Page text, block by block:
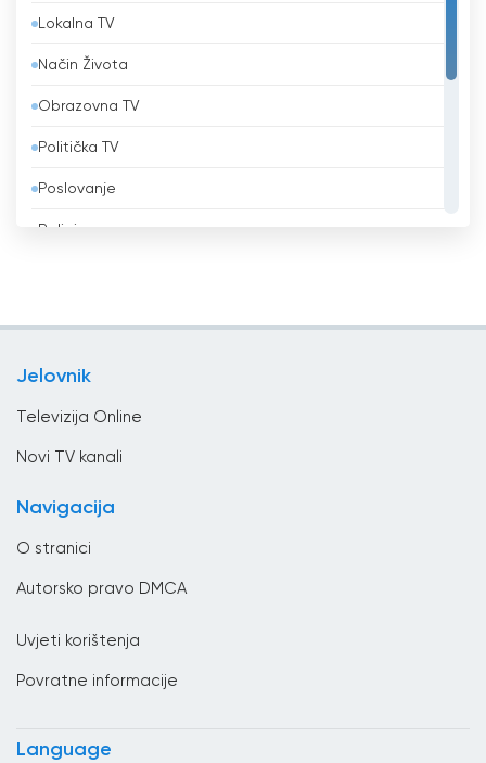
Belgija
Belize
Benin
Bjelorusija
Bolivija
Danska
Dominikanska Republika
Lokalna TV
Način Života
Obrazovna TV
Politička TV
Poslovanje
Religiozna
Jelovnik
Televizija Online
Novi TV kanali
Navigacija
O stranici
Autorsko pravo DMCA
Uvjeti korištenja
Povratne informacije
Language